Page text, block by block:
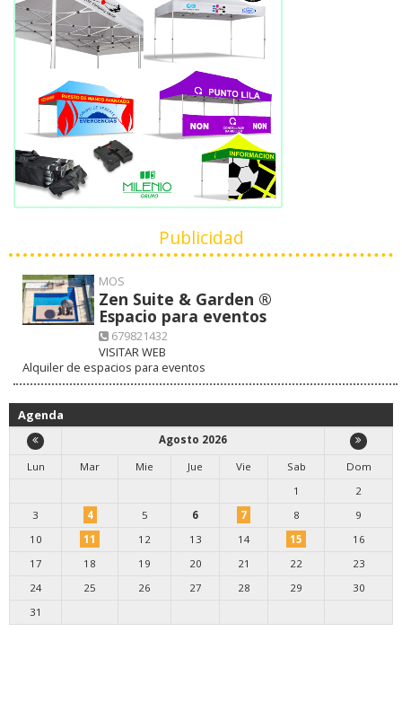
Publicidad
MOS
Zen Suite & Garden ®
Espacio para eventos
679821432
VISITAR WEB
Alquiler de espacios para eventos
Agenda
Agosto 2026
Lun
Mar Mie Jue Vie Sab
Dom
1
2
3
4 5 6 7 8
9
10
11 12 13 14 15
16
17
18 19 20 21 22
23
24
25 26 27 28 29
30
31